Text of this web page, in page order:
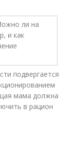
подвергается
мама должна
в рацион